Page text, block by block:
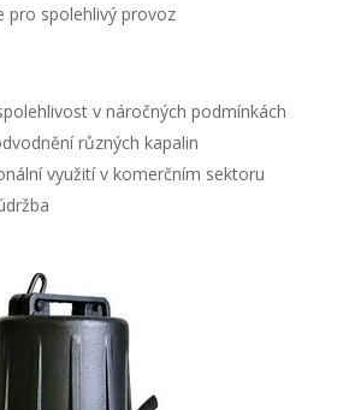
pro spolehlivý provoz
v náročných podmínkách
různých kapalin
využití v komerčním sektoru